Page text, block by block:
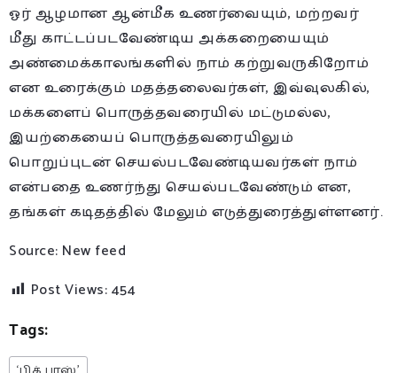
ஓர் ஆழமான ஆன்மீக உணர்வையும், மற்றவர்
மீது காட்டப்படவேண்டிய அக்கறையையும்
அண்மைக்காலங்களில் நாம் கற்றுவருகிறோம்
என உரைக்கும் மதத்தலைவர்கள், இவ்வுலகில்,
மக்களைப் பொருத்தவரையில் மட்டுமல்ல,
இயற்கையைப் பொருத்தவரையிலும்
பொறுப்புடன் செயல்படவேண்டியவர்கள் நாம்
என்பதை உணர்ந்து செயல்படவேண்டும் என,
தங்கள் கடிதத்தில் மேலும் எடுத்துரைத்துள்ளனர்.
Source: New feed
Post Views:454
Tags: